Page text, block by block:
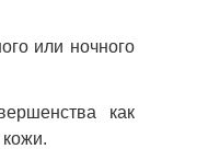
или ночного
как